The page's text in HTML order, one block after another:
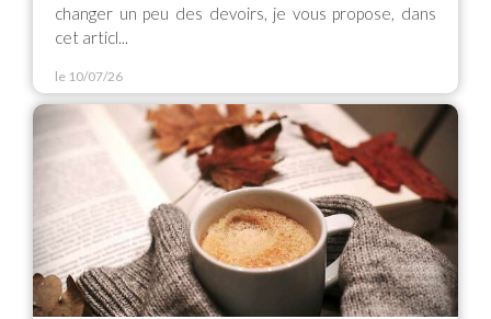
changer un peu des devoirs, je vous propose, dans
cet articl...
le 10/07/26